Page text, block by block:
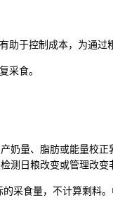
于控制成本，为通过
采食。
量、脂肪或能量校正
测日粮改变或管理改变
食量，不计算剩料